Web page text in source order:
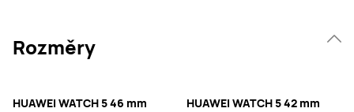
Rozměry
HUAWEI WATCH 5 46 mm HUAWEI WATCH 5 42 mm